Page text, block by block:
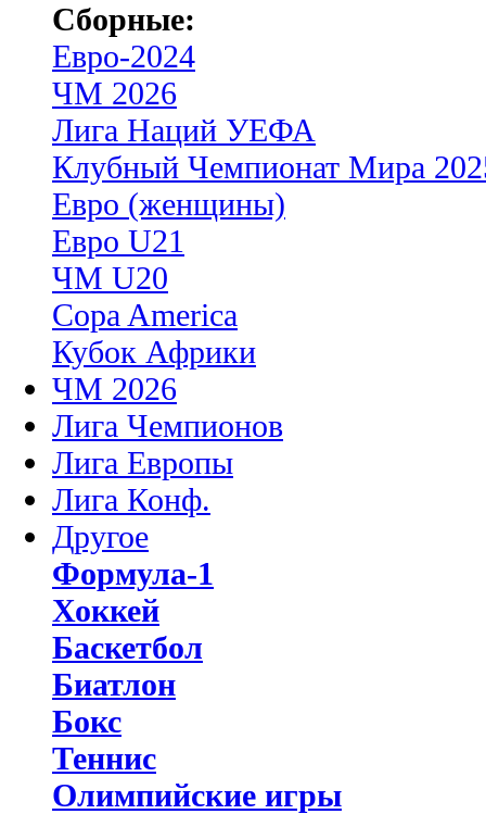
Сборные:
Евро-2024
ЧМ 2026
Лига Наций УЕФА
Клубный Чемпионат Мира
Евро (женщины)
Евро U21
ЧМ U20
Copa America
Кубок Африки
ЧМ 2026
Лига Чемпионов
Лига Европы
Лига Конф.
Другое
Формула-1
Хоккей
Баскетбол
Биатлон
Бокс
Теннис
Олимпийские игры